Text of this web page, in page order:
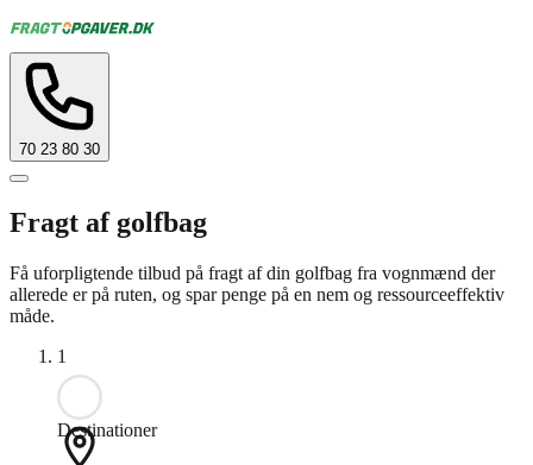
70 23 80 30
Fragt af golfbag
Få uforpligtende tilbud på fragt af din golfbag fra vognmænd der
allerede er på ruten, og spar penge på en nem og ressourceeffektiv
måde.
1
Destinationer